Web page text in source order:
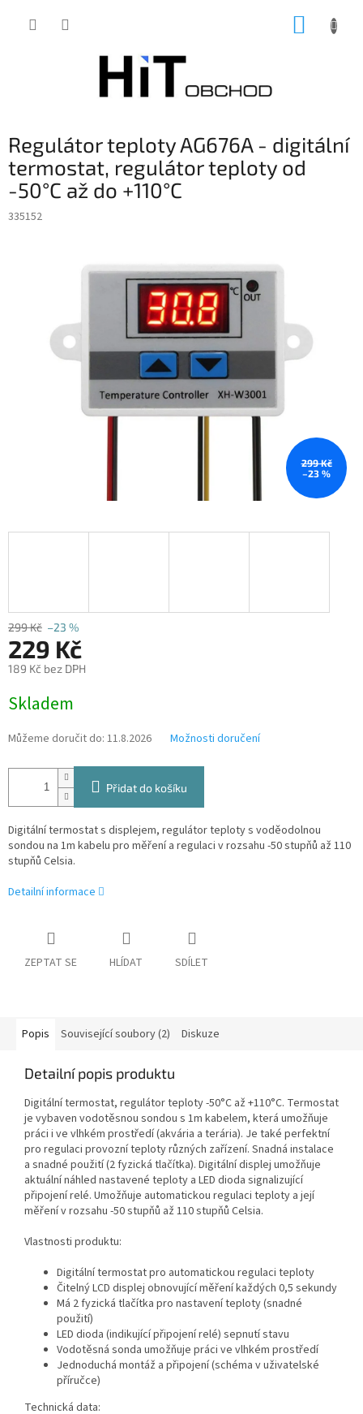
Regulátor teploty AG676A - digitální
termostat, regulátor teploty od
-50°C až do +110°C
335152
299 Kč
–23 %
299 Kč –23 %
229 Kč
189 Kč bez DPH
cena:
Skladem
Můžeme doručit do: 11.8.2026 Možnosti doručení
Přidat do košíku
Digitální termostat s displejem, regulátor teploty s voděodolnou
sondou na 1m kabelu pro měření a regulaci v rozsahu -50 stupňů až 110
stupňů Celsia.
Detailní informace
ZEPTAT SE HLÍDAT SDÍLET
Popis Související soubory (2) Diskuze
Detailní popis produktu
Digitální termostat, regulátor teploty -50°C až +110°C. Termostat
je vybaven vodotěsnou sondou s 1m kabelem, která umožňuje
práci i ve vlhkém prostředí (akvária a terária). Je také perfektní
pro regulaci provozní teploty různých zařízení. Snadná instalace
a snadné použití (2 fyzická tlačítka). Digitální displej umožňuje
aktuální náhled nastavené teploty a LED dioda signalizující
připojení relé. Umožňuje automatickou regulaci teploty a její
měření v rozsahu -50 stupňů až 110 stupňů Celsia.
Vlastnosti produktu:
Digitální termostat pro automatickou regulaci teploty
Čitelný LCD displej obnovující měření každých 0,5 sekundy
Má 2 fyzická tlačítka pro nastavení teploty (snadné
použití)
LED dioda (indikující připojení relé) sepnutí stavu
Vodotěsná sonda umožňuje práci ve vlhkém prostředí
Jednoduchá montáž a připojení (schéma v uživatelské
příručce)
Technická data: